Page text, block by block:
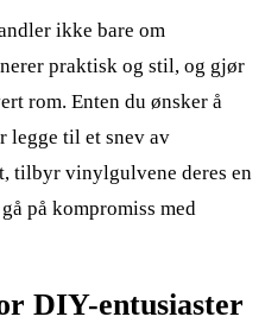
ikke bare om
praktisk og stil, og gjør
rom. Enten du ønsker å
legge til et snev av
tilbyr vinylgulvene deres en
på kompromiss med
DIY-entusiaster